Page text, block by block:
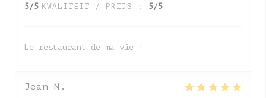
5/5 KWALITEIT / PRIJS : 5/5
Le restaurant de ma vie !
Jean N